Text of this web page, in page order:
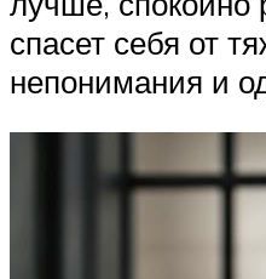
спасет себя от
непонимания и